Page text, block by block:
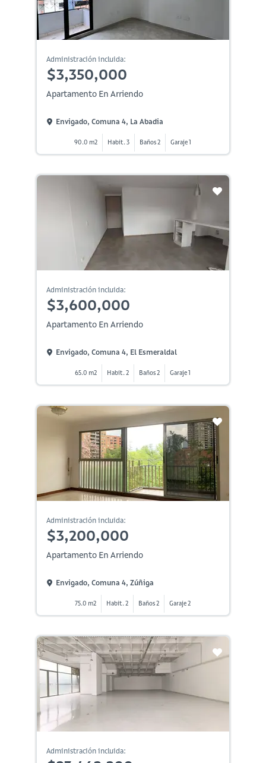
Administración incluida:
$3,350,000
Apartamento En Arriendo
Envigado, Comuna 4, La Abadia
90.0 m2 Habit. 3 Baños 2 Garaje 1
Administración incluida:
$3,600,000
Apartamento En Arriendo
Envigado, Comuna 4, El Esmeraldal
65.0 m2 Habit. 2 Baños 2 Garaje 1
Administración incluida:
$3,200,000
Apartamento En Arriendo
Envigado, Comuna 4, Zúñiga
75.0 m2 Habit. 2 Baños 2 Garaje 2
Administración incluida: